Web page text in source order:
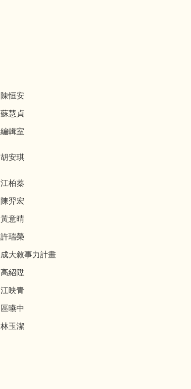
陳恒安
蘇慧貞
編輯室
胡安琪
江柏蓁
陳羿宏
黃意晴
許瑞榮
成大敘事力計畫
高紹陞
江映青
區曣中
林玉潔